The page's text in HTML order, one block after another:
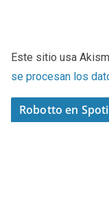
Este sitio usa
se procesan los
Robotto en